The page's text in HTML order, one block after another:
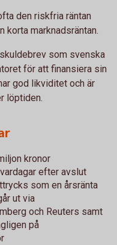
den riskfria räntan
korta marknadsräntan.
som svenska
för att finansiera sin
god likviditet och är
löptiden.
kronor
efter avslut
som en årsränta
ut via
och Reuters samt
på